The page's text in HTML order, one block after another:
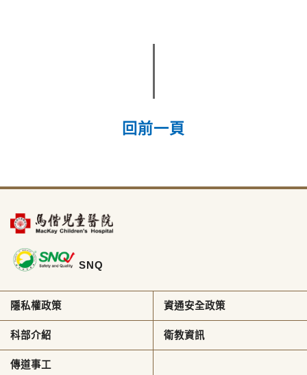
回前一頁
SNQ
隱私權政策 資通安全政策
科部介紹 衛教資訊
傳道事工